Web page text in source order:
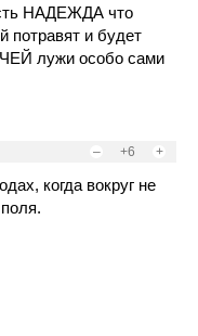
НАДЕЖДА что
потравят и будет
лужи особо сами
– +6 +
когда вокруг не